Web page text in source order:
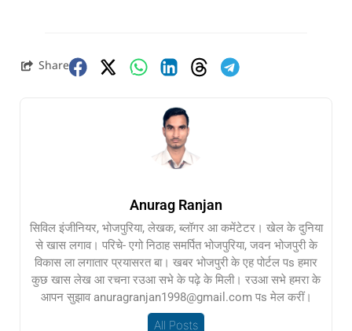
Share
Anurag Ranjan
सिविल इंजीनियर, भोजपुरिया, लेखक, ब्लॉगर आ कमेंटेटर। खेल के दुनिया
से खास लगाव। परिचे- एगो निठाह समर्पित भोजपुरिया, जवन भोजपुरी के
विकास ला लगातार प्रयासरत बा। खबर भोजपुरी के एह पोर्टल पs हमार
कुछ खास लेख आ रचना रउआ सभे के पढ़े के मिली। रउआ सभे हमरा के
आपन सुझाव anuragranjan1998@gmail.com पs मेल करीं।
All Posts